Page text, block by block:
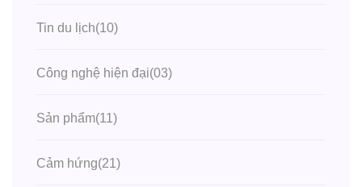
Tin du lịch(10)
Công nghệ hiện đại(03)
Sản phẩm(11)
Cảm hứng(21)